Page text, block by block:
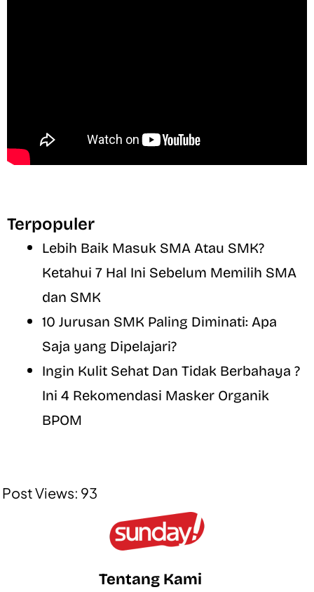
Terpopuler
Lebih Baik Masuk SMA Atau SMK?
Ketahui 7 Hal Ini Sebelum Memilih SMA
dan SMK
10 Jurusan SMK Paling Diminati: Apa
Saja yang Dipelajari?
Ingin Kulit Sehat Dan Tidak Berbahaya ?
Ini 4 Rekomendasi Masker Organik
BPOM
Post Views: 93
Tentang Kami